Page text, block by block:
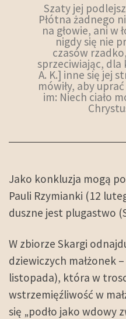
Szaty jej
Płótna żadnego
na głowie, ani w
nigdy się nie
czasów
sprzeciwiając,
A. K.] inne się jej
mówiły, aby
im: Niech ciało
Jako konkluzja mogą
Pauli Rzymianki (12
duszne jest plugastwo
W zbiorze Skargi
dziewiczych małżonek
listopada), która w
wstrzemięźliwość w
się „podło jako wdowy